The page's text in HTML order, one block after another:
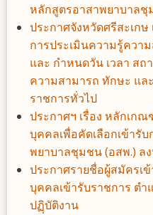
หลักสูตรอาสาพยาบาลชุ
ประกาศจังหวัดศรีสะเก
การประเมินความรู้ควา
และ กำหนดวัน เวลา ส
ความสามารถ ทักษะ แล
ราชการทั่วไป
ประกาศฯ เรื่อง หลักเก
บุคคลเพื่อคัดเลือกเข้ารั
พยาบาลชุมชน (อสพ.) ล
ประกาศรายชื่อผู้สมัครเ
บุคคลเข้ารับราชการ ตำ
ปฏฺิบัติงาน